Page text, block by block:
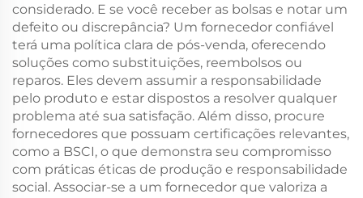
considerado. E se você receber as bolsas e notar um
defeito ou discrepância? Um fornecedor confiável
terá uma política clara de pós-venda, oferecendo
soluções como substituições, reembolsos ou
reparos. Eles devem assumir a responsabilidade
pelo produto e estar dispostos a resolver qualquer
problema até sua satisfação. Além disso, procure
fornecedores que possuam certificações relevantes,
como a BSCI, o que demonstra seu compromisso
com práticas éticas de produção e responsabilidade
social. Associar-se a um fornecedor que valoriza a